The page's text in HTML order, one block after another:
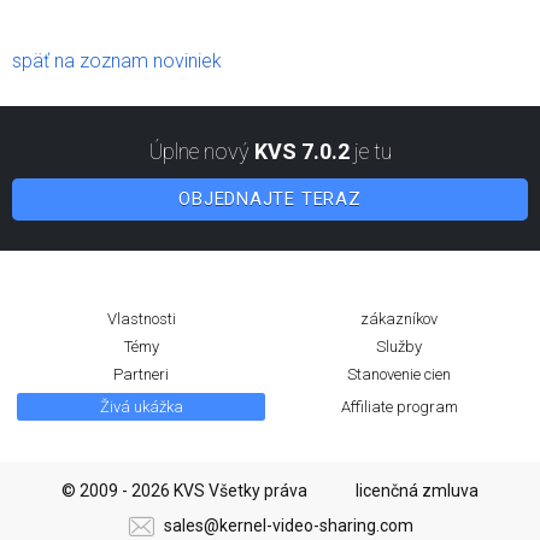
späť na zoznam noviniek
Úplne nový KVS 7.0.2je tu
OBJEDNAJTE TERAZ
Vlastnosti
zákazníkov
Témy
Služby
Partneri
Stanovenie cien
Živá ukážka
Affiliate program
© 2009 - 2026 KVS Všetky práva
licenčná zmluva
sales@kernel-video-sharing.com